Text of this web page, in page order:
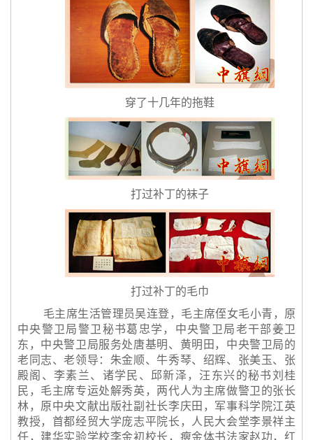
穿了十几年的拖鞋
打过补丁的袜子
打过补丁的毛巾
毛主席生活管理员吴连登，毛主席侄女毛小青，原
中央警卫局警卫秘书葛忠学，中央警卫局老干部姜卫
东，中央警卫局服务处唐基明、黄明田，中央警卫局的
老同志、老领导：朱金顺、牛秀琴、绍辉、张美玉、张
殿阁、李素兰、诸学民、邱新泽，汪东兴的秘书刘桂
民，毛主席专运处解秀英，两代人为主席做警卫的张长
林，原中央文献出版社副社长李庆田，军事科学院江英
教授，首都经贸大学庞志平院长，人民大会堂李景祥主
任，建华实验学校李金初校长，瘦金体书法家赵功，红